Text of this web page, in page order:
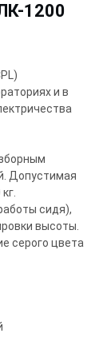
1200
и в
Допустимая
сидя),
высоты.
серого цвета